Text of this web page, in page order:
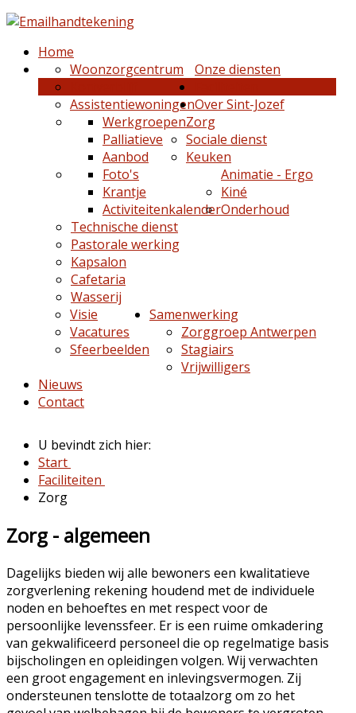
Home
Onze diensten
Woonzorgcentrum
Assistentiewoningen
Zorg
Werkgroepen
Palliatieve
Aanbod
Sociale dienst
Keuken
Animatie - Ergo
Foto's
Krantje
Activiteitenkalender
Kiné
Onderhoud
Technische dienst
Pastorale werking
Kapsalon
Cafetaria
Wasserij
Over Sint-Jozef
Visie
Vacatures
Sfeerbeelden
Samenwerking
Zorggroep Antwerpen
Stagiairs
Vrijwilligers
Nieuws
Contact
U bevindt zich hier:
Start
Faciliteiten
Zorg
Zorg - algemeen
Dagelijks bieden wij alle bewoners een kwalitatieve
zorgverlening rekening houdend met de individuele
noden en behoeftes en met respect voor de
persoonlijke levenssfeer. Er is een ruime omkadering
van gekwalificeerd personeel die op regelmatige basis
bijscholingen en opleidingen volgen. Wij verwachten
een groot engagement en inlevingsvermogen. Zij
ondersteunen tenslotte de totaalzorg om zo het